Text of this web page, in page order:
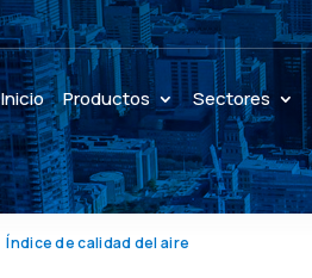
Inicio Productos Sectores
Índice de calidad del aire